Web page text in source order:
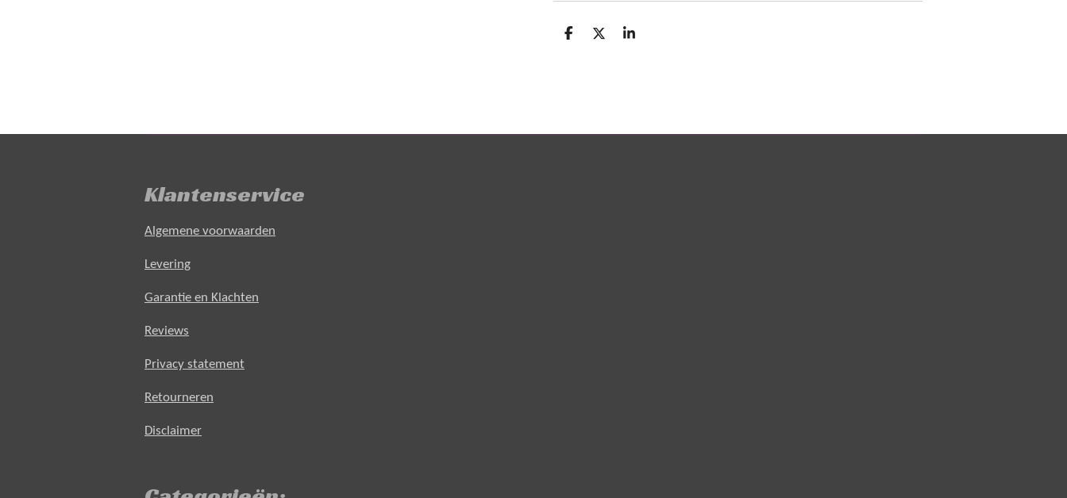
D
D
S
Klantenservice
Algemene voorwaarden
Levering
Garantie en Klachten
Reviews
Privacy statement
Retourneren
Disclaimer